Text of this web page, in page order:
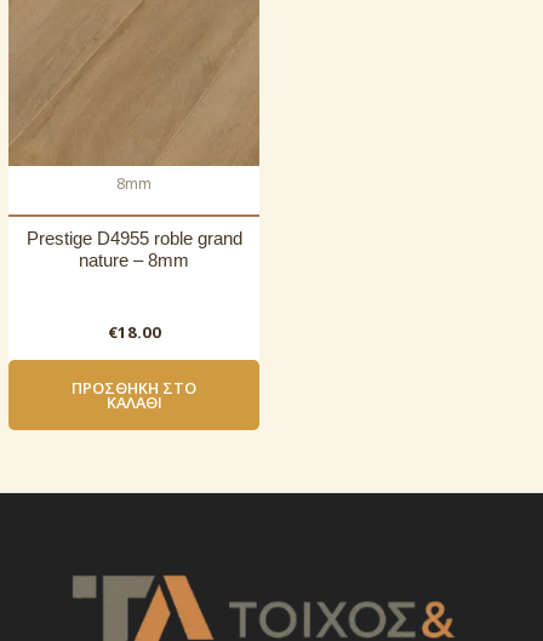
8mm
Prestige D4955 roble grand
nature – 8mm
€18.00
ΠΡΟΣΘΉΚΗ ΣΤΟ
ΚΑΛΆΘΙ